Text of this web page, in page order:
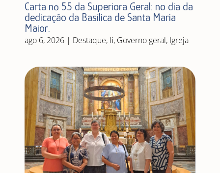
Carta nº 55 da Superiora Geral: no dia da
dedicação da Basílica de Santa Maria
Maior.
ago 6, 2026| Destaque,fi, Governo geral, Igreja